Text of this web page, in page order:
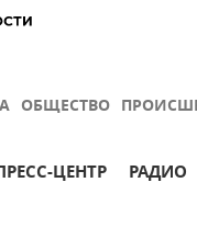
ОБЩЕСТВО
ЦЕНТР РАДИО